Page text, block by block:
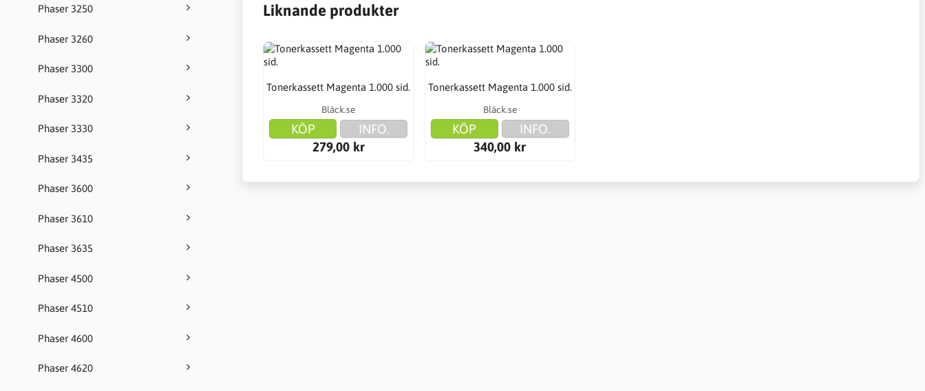
Phaser 3250
Phaser 3260
Phaser 3300
Phaser 3320
Phaser 3330
Phaser 3435
Phaser 3600
Phaser 3610
Phaser 3635
Phaser 4500
Phaser 4510
Phaser 4600
Phaser 4620
Liknande produkter
Tonerkassett Magenta 1.000 sid.
Bläck.se
KÖP
INFO.
279,00 kr
Tonerkassett Magenta 1.000 sid.
Bläck.se
KÖP
INFO.
340,00 kr